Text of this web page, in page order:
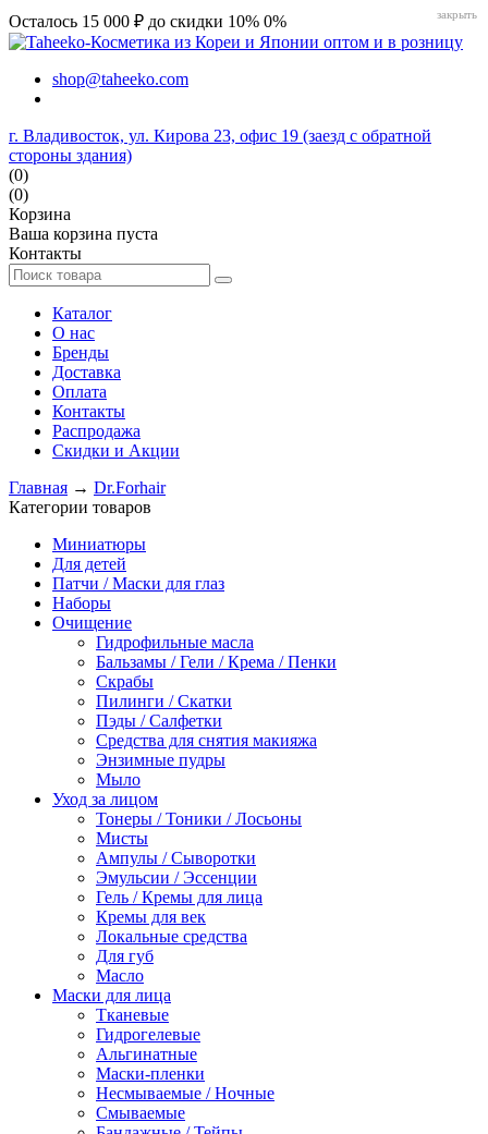
Осталось 15 000 ₽ до скидки 10% 0%
shop@taheeko.com
г. Владивосток, ул. Кирова 23, офис 19 (заезд с обратной
стороны здания)
(0)
(0)
Корзина
Ваша корзина пуста
Контакты
Каталог
О нас
Бренды
Доставка
Оплата
Контакты
Распродажа
Скидки и Акции
Главная → Dr.Forhair
Категории товаров
Миниатюры
Для детей
Патчи / Маски для глаз
Наборы
Очищение
Гидрофильные масла
Бальзамы / Гели / Крема / Пенки
Скрабы
Пилинги / Скатки
Пэды / Салфетки
Средства для снятия макияжа
Энзимные пудры
Мыло
Уход за лицом
Тонеры / Тоники / Лосьоны
Мисты
Ампулы / Сыворотки
Эмульсии / Эссенции
Гель / Кремы для лица
Кремы для век
Локальные средства
Для губ
Масло
Маски для лица
Тканевые
Гидрогелевые
Альгинатные
Маски-пленки
Несмываемые / Ночные
Смываемые
закрыть